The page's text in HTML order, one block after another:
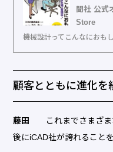
聞社 公式
Store
機械設計ってこんなにおも
顧客とともに進化を
藤田
これまでさまざま
後にiCAD社が誇れること